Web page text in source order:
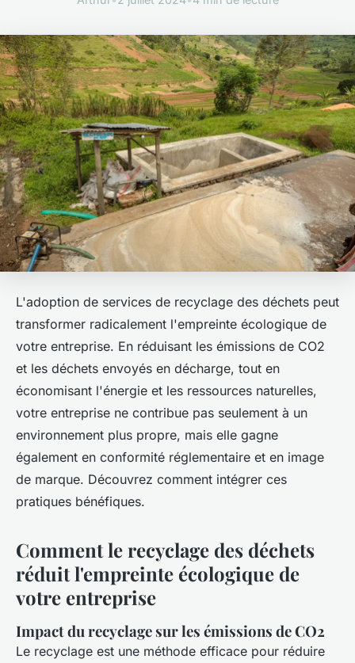
L'adoption de services de recyclage des déchets peut
transformer radicalement l'empreinte écologique de
votre entreprise. En réduisant les émissions de CO2
et les déchets envoyés en décharge, tout en
économisant l'énergie et les ressources naturelles,
votre entreprise ne contribue pas seulement à un
environnement plus propre, mais elle gagne
également en conformité réglementaire et en image
de marque. Découvrez comment intégrer ces
pratiques bénéfiques.
Comment le recyclage des déchets
réduit l'empreinte écologique de
votre entreprise
Impact du recyclage sur les émissions de CO2
Le recyclage est une méthode efficace pour réduire